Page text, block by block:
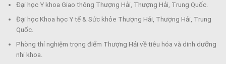
Đại học Y khoa Giao thông Thượng Hải, Thượng Hải, Trung Quốc.
Đại học Khoa học Y tế & Sức khỏe Thượng Hải, Thượng Hải, Trung
Quốc.
Phòng thí nghiệm trọng điểm Thượng Hải về tiêu hóa và dinh dưỡng
nhi khoa.